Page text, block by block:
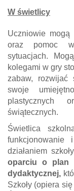
W świetlicy
Uczniowie
oraz pomoc
sytuacjach.
kolegami w gry
zabaw, rozwijać
swoje
plastycznych
świątecznych.
Świetlica
działaniem
oparciu o plan
dydaktycznej,
Szkoły (opiera